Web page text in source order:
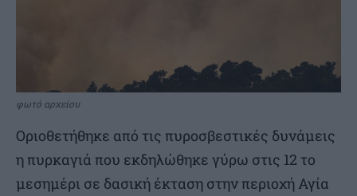
φωτό αρχείου
Οριοθετήθηκε από τις πυροσβεστικές δυνάμεις
η πυρκαγιά που εκδηλώθηκε γύρω στις 12 το
μεσημέρι σε δασική έκταση στην περιοχή Αγία